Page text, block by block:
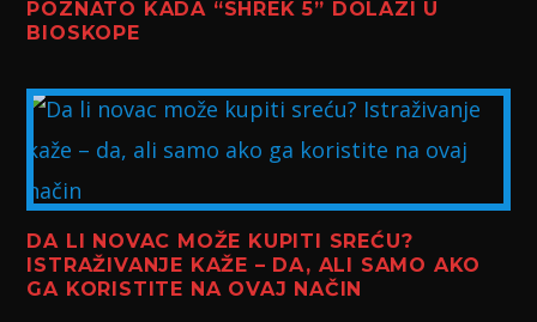
POZNATO KADA “SHREK 5” DOLAZI U
BIOSKOPE
DA LI NOVAC MOŽE KUPITI SREĆU?
ISTRAŽIVANJE KAŽE – DA, ALI SAMO AKO
GA KORISTITE NA OVAJ NAČIN